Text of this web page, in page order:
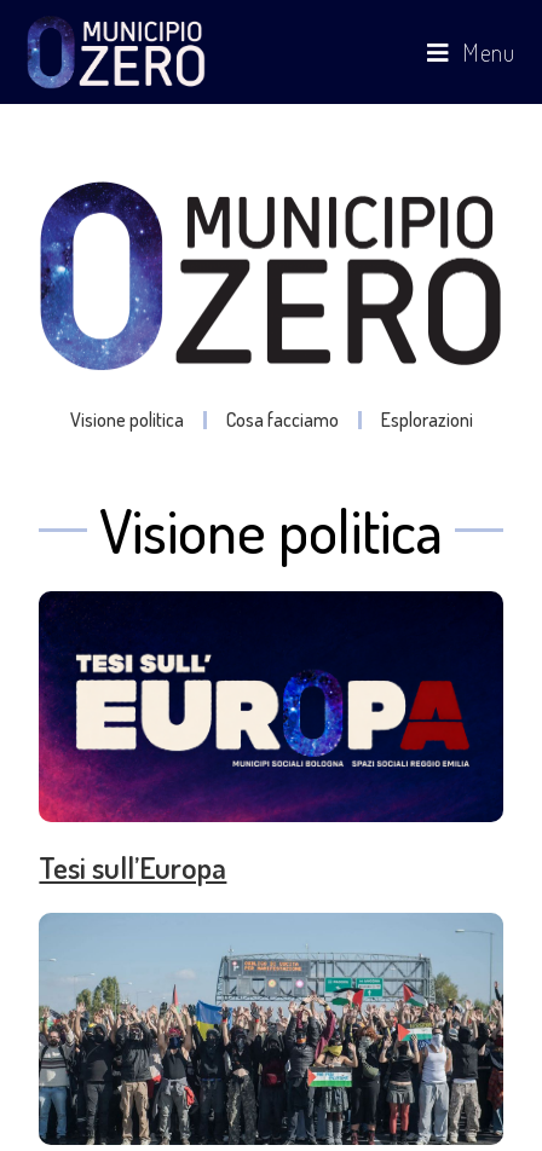
Menu
Visione politica Cosa facciamo Esplorazioni
Visione politica
Tesi sull’Europa